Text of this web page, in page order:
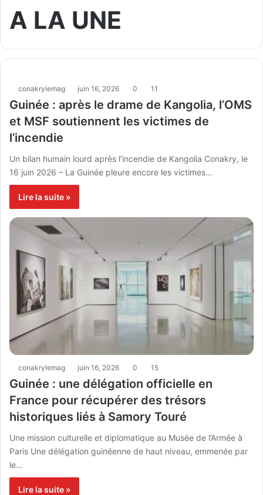
A LA UNE
conakrylemag juin 16, 2026 0 11
Guinée : après le drame de Kangolia, l’OMS
et MSF soutiennent les victimes de
l’incendie
Un bilan humain lourd après l’incendie de Kangolia Conakry, le
16 juin 2026 – La Guinée pleure encore les victimes…
Lire la suite »
conakrylemag juin 16, 2026 0 15
Guinée : une délégation officielle en
France pour récupérer des trésors
historiques liés à Samory Touré
Une mission culturelle et diplomatique au Musée de l’Armée à
Paris Une délégation guinéenne de haut niveau, emmenée par
le…
Lire la suite »